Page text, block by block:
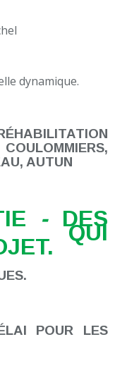
dynamique.
AUTUN
- DES
QUI
.
POUR LES